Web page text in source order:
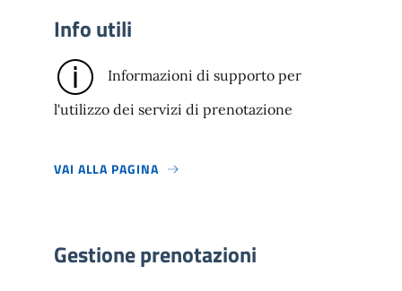
Info utili
Informazioni di supporto per
l'utilizzo dei servizi di prenotazione
VAI ALLA PAGINA
Gestione prenotazioni